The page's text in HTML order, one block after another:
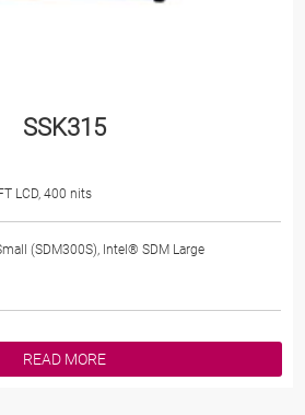
SSK315
LCD, 400 nits
(SDM300S), Intel® SDM Large
READ MORE